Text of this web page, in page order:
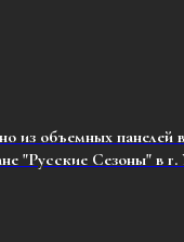
из объемных панелей в
"Русские Сезоны" в г.